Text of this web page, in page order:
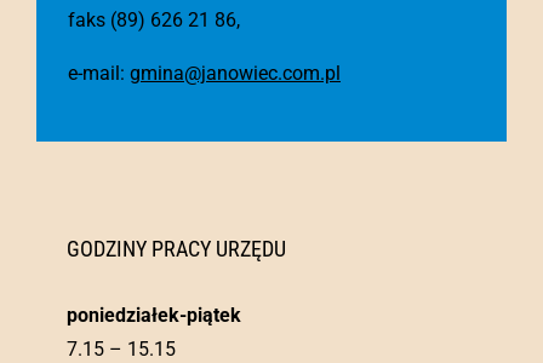
faks (89) 626 21 86,
e-mail: gmina@janowiec.com.pl
GODZINY PRACY URZĘDU
poniedziałek-piątek
7.15 – 15.15